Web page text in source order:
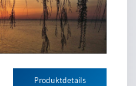
Produktdetails